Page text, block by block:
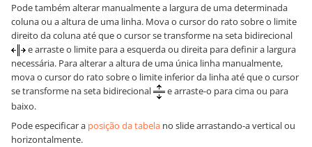
Pode também alterar manualmente a largura de uma determinada
coluna ou a altura de uma linha. Mova o cursor do rato sobre o limite
direito da coluna até que o cursor se transforme na seta bidirecional
e arraste o limite para a esquerda ou direita para definir a largura
necessária. Para alterar a altura de uma única linha manualmente,
mova o cursor do rato sobre o limite inferior da linha até que o cursor
se transforme na seta bidirecional
e arraste-o para cima ou para
baixo.
Pode especificar a posição da tabela no slide arrastando-a vertical ou
horizontalmente.